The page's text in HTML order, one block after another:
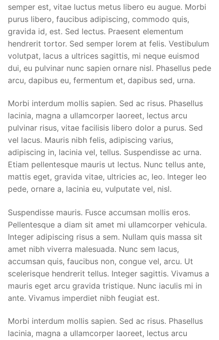
semper est, vitae luctus metus libero eu augue. Morbi
purus libero, faucibus adipiscing, commodo quis,
gravida id, est. Sed lectus. Praesent elementum
hendrerit tortor. Sed semper lorem at felis. Vestibulum
volutpat, lacus a ultrices sagittis, mi neque euismod
dui, eu pulvinar nunc sapien ornare nisl. Phasellus pede
arcu, dapibus eu, fermentum et, dapibus sed, urna.
Morbi interdum mollis sapien. Sed ac risus. Phasellus
lacinia, magna a ullamcorper laoreet, lectus arcu
pulvinar risus, vitae facilisis libero dolor a purus. Sed
vel lacus. Mauris nibh felis, adipiscing varius,
adipiscing in, lacinia vel, tellus. Suspendisse ac urna.
Etiam pellentesque mauris ut lectus. Nunc tellus ante,
mattis eget, gravida vitae, ultricies ac, leo. Integer leo
pede, ornare a, lacinia eu, vulputate vel, nisl.
Suspendisse mauris. Fusce accumsan mollis eros.
Pellentesque a diam sit amet mi ullamcorper vehicula.
Integer adipiscing risus a sem. Nullam quis massa sit
amet nibh viverra malesuada. Nunc sem lacus,
accumsan quis, faucibus non, congue vel, arcu. Ut
scelerisque hendrerit tellus. Integer sagittis. Vivamus a
mauris eget arcu gravida tristique. Nunc iaculis mi in
ante. Vivamus imperdiet nibh feugiat est.
Morbi interdum mollis sapien. Sed ac risus. Phasellus
lacinia, magna a ullamcorper laoreet, lectus arcu